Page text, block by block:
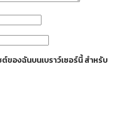
ของฉันบนเบราว์เซอร์นี้ สำหรับ